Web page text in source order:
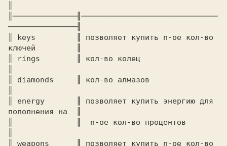
║──────────────╢──────────────────────────────
───────────────╢
║ keys         ║ позволяет купить n-ое кол-во
ключей         ║
║ rings        ║ кол-во колец
║ diamonds     ║ кол-во алмазов
║ energy       ║ позволяет купить энергию для
пополнения на  ║
║              ║  n-ое кол-во процентов
║ weapons      ║ позволяет купить n-ое кол-во